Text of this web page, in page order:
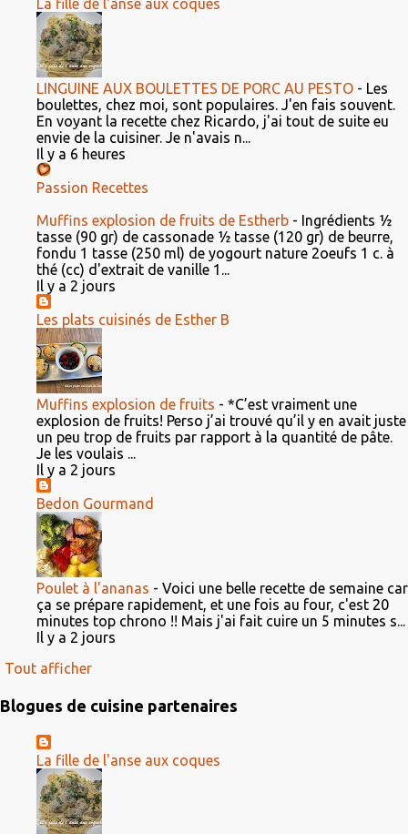
La fille de l'anse aux coques
LINGUINE AUX BOULETTES DE PORC AU PESTO - Les
boulettes, chez moi, sont populaires. J'en fais souvent.
En voyant la recette chez Ricardo, j'ai tout de suite eu
envie de la cuisiner. Je n'avais n...
Il y a 6 heures
Passion Recettes
Muffins explosion de fruits de Estherb - Ingrédients ½
tasse (90 gr) de cassonade ½ tasse (120 gr) de beurre,
fondu 1 tasse (250 ml) de yogourt nature 2oeufs 1 c. à
thé (cc) d'extrait de vanille 1...
Il y a 2 jours
Les plats cuisinés de Esther B
Muffins explosion de fruits - *C’est vraiment une
explosion de fruits! Perso j’ai trouvé qu’il y en avait juste
un peu trop de fruits par rapport à la quantité de pâte.
Je les voulais ...
Il y a 2 jours
Bedon Gourmand
Poulet à l'ananas - Voici une belle recette de semaine car
ça se prépare rapidement, et une fois au four, c'est 20
minutes top chrono !! Mais j'ai fait cuire un 5 minutes s...
Il y a 2 jours
Tout afficher
Blogues de cuisine partenaires
La fille de l'anse aux coques